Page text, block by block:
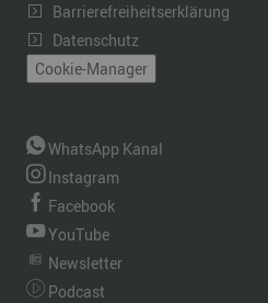
Barrierefreiheitserklärung
Datenschutz
Cookie-Manager
WhatsApp Kanal
Instagram
Facebook
YouTube
Newsletter
Podcast